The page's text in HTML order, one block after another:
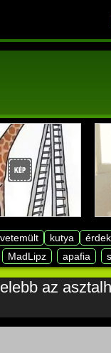
kutya
MadLipz apafia
az